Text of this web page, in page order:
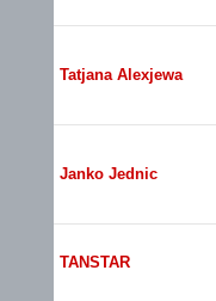
Tatjana Alexjewa
Janko Jednic
TANSTAR